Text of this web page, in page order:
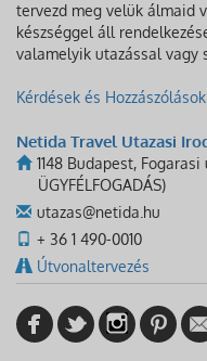
tervezd meg velük álmaid
készséggel áll
valamelyik utazással vagy
Kérdések és
Netida Travel Utazasi
1148 Budapest, Fogarasi
ÜGYFÉLFOGADÁS)
utazas@netida.hu
+ 36 1 490-0010
Útvonaltervezés